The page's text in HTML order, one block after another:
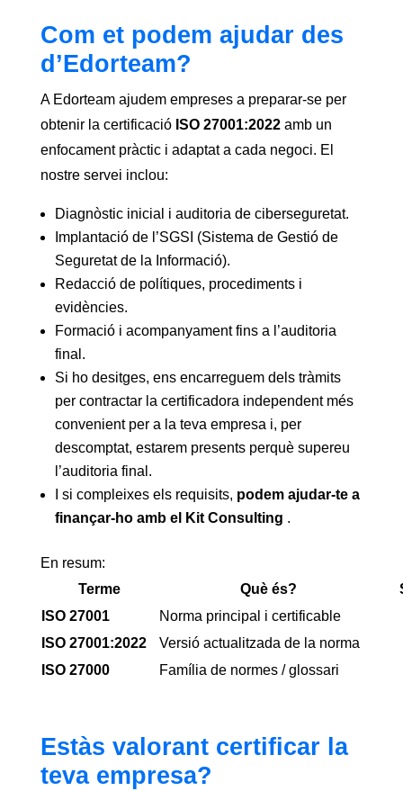
Com et podem ajudar des
d’Edorteam?
A Edorteam ajudem empreses a preparar-se per
obtenir la certificació ISO 27001:2022amb un
enfocament pràctic i adaptat a cada negoci. El
nostre servei inclou:
Diagnòstic inicial i auditoria de ciberseguretat.
Implantació de l’SGSI (Sistema de Gestió de
Seguretat de la Informació).
Redacció de polítiques, procediments i
evidències.
Formació i acompanyament fins a l’auditoria
final.
Si ho desitges, ens encarreguem dels tràmits
per contractar la certificadora independent més
convenient per a la teva empresa i, per
descomptat, estarem presents perquè supereu
l’auditoria final.
I si compleixes els requisits, podem ajudar-te a
finançar-ho amb el Kit Consulting .
En resum:
Terme
Què és?
ISO 27001
Norma principal i certificable
ISO 27001:2022
Versió actualitzada de la norma
ISO 27000
Família de normes / glossari
Estàs valorant certificar la
teva empresa?